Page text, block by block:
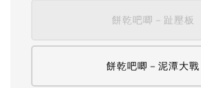
餅乾吧唧－趾壓板
餅乾吧唧－泥潭大戰